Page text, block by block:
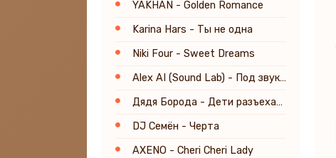
YAKHAN - Golden Romance
Karina Hars - Ты не одна
Niki Four - Sweet Dreams
Alex AI (Sound Lab) - Под звуки Sade
Дядя Борода - Дети разъехались
DJ Семён - Черта
AXENO - Cheri Cheri Lady